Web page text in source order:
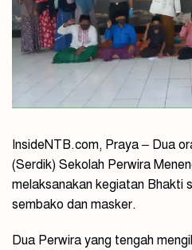
InsideNTB.com, Praya – Dua
(Serdik) Sekolah Perwira
melaksanakan kegiatan Bhakti
sembako dan masker.
Dua Perwira yang tengah